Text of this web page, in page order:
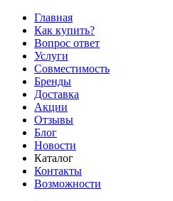
Главная
Как купить?
Вопрос ответ
Услуги
Совместимость
Бренды
Доставка
Акции
Отзывы
Блог
Новости
Каталог
Контакты
Возможности